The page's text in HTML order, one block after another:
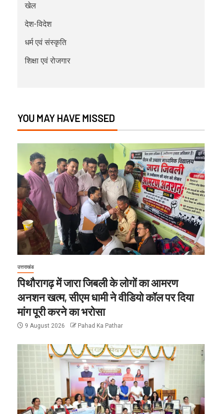
खेल
देश-विदेश
धर्म एवं संस्कृति
शिक्षा एवं रोजगार
YOU MAY HAVE MISSED
उत्तराखंड
पिथौरागढ़ में जारा जिबली के लोगों का आमरण
अनशन खत्म, सीएम धामी ने वीडियो कॉल पर दिया
मांग पूरी करने का भरोसा
9 August 2026 Pahad Ka Pathar